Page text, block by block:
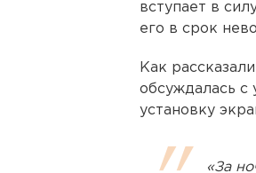
вступает в
его в срок
Как
обсуждалась с
установку
«За